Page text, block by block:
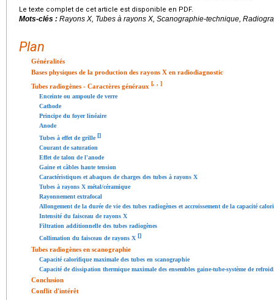
Le texte complet de cet article est disponible en PDF.
Mots-clés : Rayons X, Tubes à rayons X, Scanographie-technique,
Plan
Généralités
Bases physiques de la production des rayons X en radiodiagnostic
Tubes radiogènes - Caractères généraux [, , ]
Enceinte ou ampoule de verre
Cathode
Principe du foyer linéaire
Anode
Tubes à effet de grille[]
Courant de saturation
Effet de talon de l'anode
Gaine et câbles haute tension
Caractéristiques et abaques de charges des tubes à rayons X
Tubes à rayons X métal/céramique
Rayonnement extrafocal
Allongement de la durée de vie des tubes radiogènes et accroissement de la capacité
Intensité du faisceau de rayons X
Filtration additionnelle des tubes radiogènes
Collimation du faisceau de rayons X []
Tubes radiogènes en scanographie
Capacité calorifique maximale des tubes en scanographie
Capacité de dissipation thermique maximale des ensembles gaine-tube-système de
Conclusion
Conflit d'intérêt